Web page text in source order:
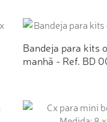
Bandeja para kits
manhã - Ref. BD